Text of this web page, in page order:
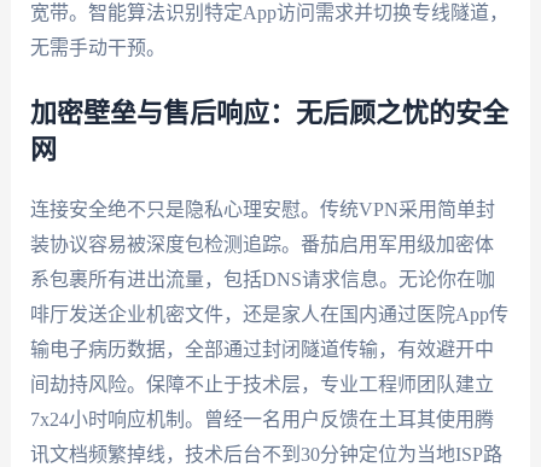
宽带。智能算法识别特定App访问需求并切换专线隧道，
无需手动干预。
加密壁垒与售后响应：无后顾之忧的安全
网
连接安全绝不只是隐私心理安慰。传统VPN采用简单封
装协议容易被深度包检测追踪。番茄启用军用级加密体
系包裹所有进出流量，包括DNS请求信息。无论你在咖
啡厅发送企业机密文件，还是家人在国内通过医院App传
输电子病历数据，全部通过封闭隧道传输，有效避开中
间劫持风险。保障不止于技术层，专业工程师团队建立
7x24小时响应机制。曾经一名用户反馈在土耳其使用腾
讯文档频繁掉线，技术后台不到30分钟定位为当地ISP路